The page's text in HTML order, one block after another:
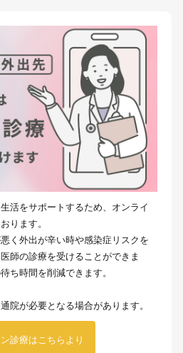
活をサポートするため、オンライ
ります。
く外出が辛い時や感染症リスクを
師の診療を受けることができま
ち時間を削減できます。
院が必要となる場合があります。
診療はこちらより